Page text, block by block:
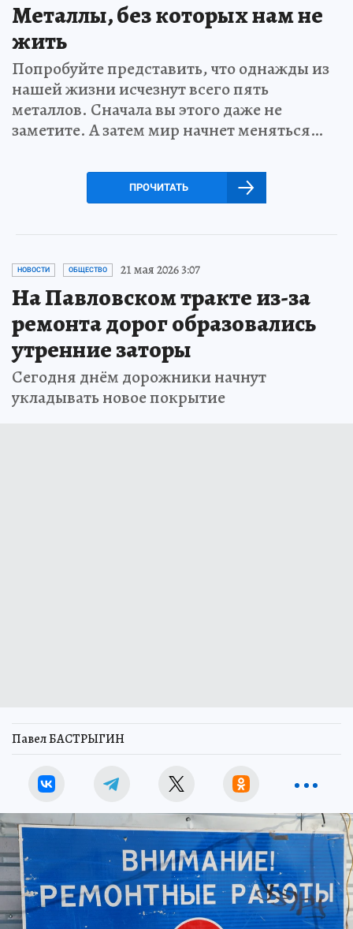
Металлы, без которых нам не
жить
Попробуйте представить, что однажды из
нашей жизни исчезнут всего пять
металлов. Сначала вы этого даже не
заметите. А затем мир начнет меняться…
ПРОЧИТАТЬ
НОВОСТИ ОБЩЕСТВО 21 мая 2026 3:07
На Павловском тракте из-за
ремонта дорог образовались
утренние заторы
Сегодня днём дорожники начнут
укладывать новое покрытие
Павел БАСТРЫГИН